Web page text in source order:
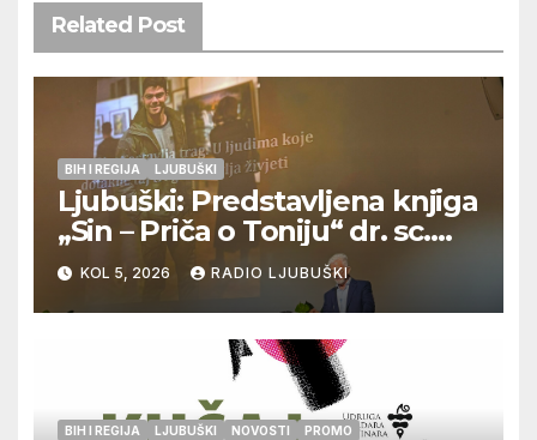
Related Post
BIH I REGIJA LJUBUŠKI
Ljubuški: Predstavljena knjiga
„Sin – Priča o Toniju“ dr. sc.
Zdenka Hercega
KOL 5, 2026 RADIO LJUBUŠKI
BIH I REGIJA LJUBUŠKI NOVOSTI PROMO